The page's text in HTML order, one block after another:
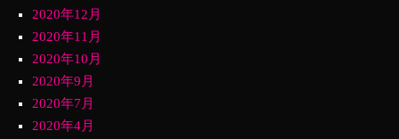
2020年12月
2020年11月
2020年10月
2020年9月
2020年7月
2020年4月